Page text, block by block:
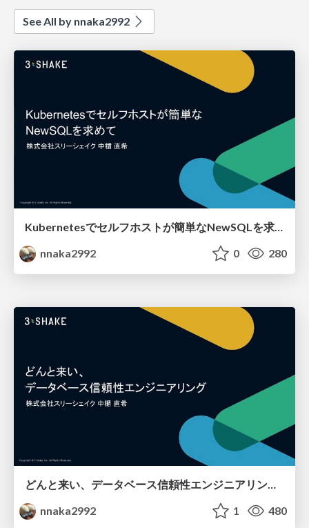
See All by nnaka2992
Kubernetesでセルフホストが簡単なNewSQLを求めて / Seeking a NewSQL Database That's Simple to Self-Host on Kubernetes
nnaka2992
0 280
nnaka2992
1 480